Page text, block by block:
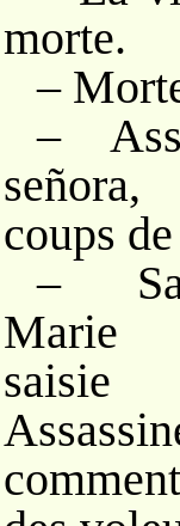
morte.
–
–
coups
–
Marie
saisie